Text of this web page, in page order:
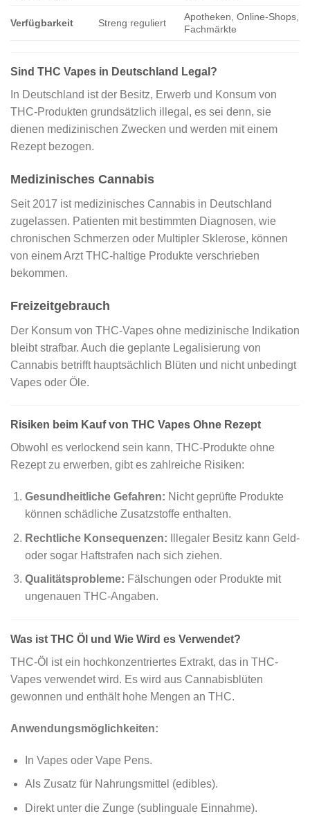
Verfügbarkeit Streng reguliert
Apotheken, Online-Shops,
Fachmärkte
Sind THC Vapes in Deutschland Legal?
In Deutschland ist der Besitz, Erwerb und Konsum von
THC-Produkten grundsätzlich illegal, es sei denn, sie
dienen medizinischen Zwecken und werden mit einem
Rezept bezogen.
Medizinisches Cannabis
Seit 2017 ist medizinisches Cannabis in Deutschland
zugelassen. Patienten mit bestimmten Diagnosen, wie
chronischen Schmerzen oder Multipler Sklerose, können
von einem Arzt THC-haltige Produkte verschrieben
bekommen.
Freizeitgebrauch
Der Konsum von THC-Vapes ohne medizinische Indikation
bleibt strafbar. Auch die geplante Legalisierung von
Cannabis betrifft hauptsächlich Blüten und nicht unbedingt
Vapes oder Öle.
Risiken beim Kauf von THC Vapes Ohne Rezept
Obwohl es verlockend sein kann, THC-Produkte ohne
Rezept zu erwerben, gibt es zahlreiche Risiken:
Gesundheitliche Gefahren: Nicht geprüfte Produkte
können schädliche Zusatzstoffe enthalten.
Rechtliche Konsequenzen: Illegaler Besitz kann Geld-
oder sogar Haftstrafen nach sich ziehen.
Qualitätsprobleme: Fälschungen oder Produkte mit
ungenauen THC-Angaben.
Was ist THC Öl und Wie Wird es Verwendet?
THC-Öl ist ein hochkonzentriertes Extrakt, das in THC-
Vapes verwendet wird. Es wird aus Cannabisblüten
gewonnen und enthält hohe Mengen an THC.
Anwendungsmöglichkeiten:
In Vapes oder Vape Pens.
Als Zusatz für Nahrungsmittel (edibles).
Direkt unter die Zunge (sublinguale Einnahme).